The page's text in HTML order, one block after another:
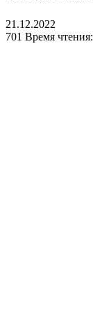
21.12.2022
701 Время